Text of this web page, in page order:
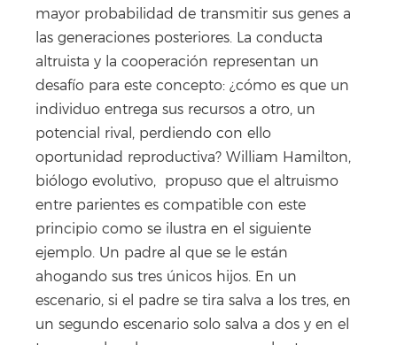
mayor probabilidad de transmitir sus genes a
las generaciones posteriores. La conducta
altruista y la cooperación representan un
desafío para este concepto: ¿cómo es que un
individuo entrega sus recursos a otro, un
potencial rival, perdiendo con ello
oportunidad reproductiva? William Hamilton,
biólogo evolutivo, propuso que el altruismo
entre parientes es compatible con este
principio como se ilustra en el siguiente
ejemplo. Un padre al que se le están
ahogando sus tres únicos hijos. En un
escenario, si el padre se tira salva a los tres, en
un segundo escenario solo salva a dos y en el